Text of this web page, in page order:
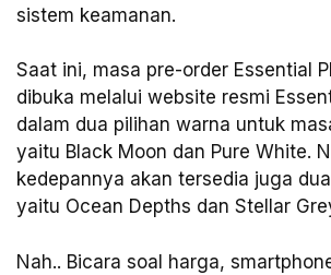
sistem keamanan.
Saat ini, masa pre-order Essential
dibuka melalui website resmi
dalam dua pilihan warna untuk
yaitu Black Moon dan Pure White.
kedepannya akan tersedia juga
yaitu Ocean Depths dan Stellar
Nah.. Bicara soal harga,